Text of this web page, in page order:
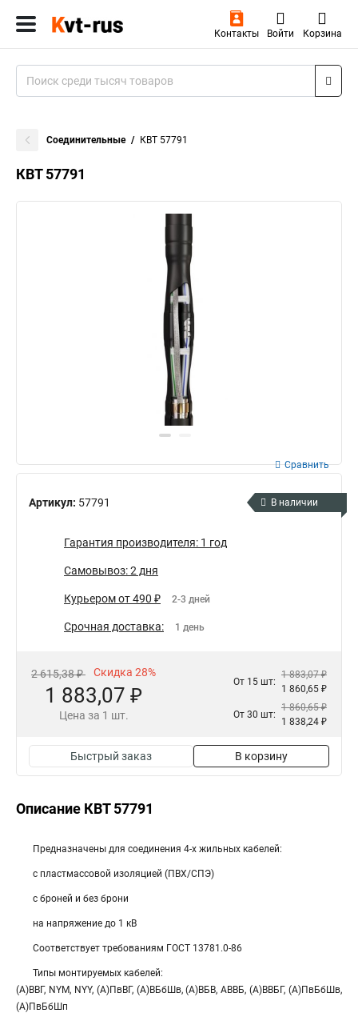
Контакты Войти Корзина
Соединительные КВТ 57791
КВТ 57791
Артикул: 57791
Сравнить
В наличии
Гарантия производителя: 1 год
Самовывоз: 2 дня
Курьером от 490 ₽ 2-3 дней
Срочная доставка: 1 день
2 615,38 ₽ Скидка 28%
1 883,07 ₽
Цена за 1 шт.
От 15 шт:
1 883,07 ₽
1 860,65 ₽
От 30 шт:
1 860,65 ₽
1 838,24 ₽
Быстрый заказ В корзину
Описание КВТ 57791
Предназначены для соединения 4-х жильных кабелей:
с пластмассовой изоляцией (ПВХ/СПЭ)
с броней и без брони
на напряжение до 1 кВ
Соответствует требованиям ГОСТ 13781.0-86
Типы монтируемых кабелей:
(А)ВВГ, NYM, NYY, (А)ПвВГ, (А)ВБбШв, (А)ВБВ, АВВБ, (А)ВВБГ, (А)ПвБбШв,
(А)ПвБбШп